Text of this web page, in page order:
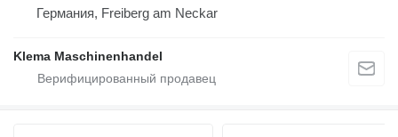
Германия, Freiberg am Neckar
Klema Maschinenhandel